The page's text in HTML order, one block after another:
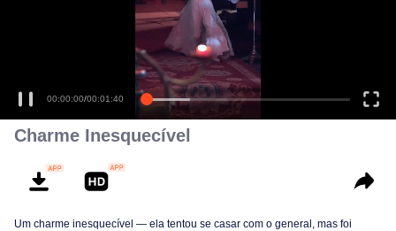
Charme Inesquecível
Um charme inesquecível — ela tentou se casar com o general, mas foi